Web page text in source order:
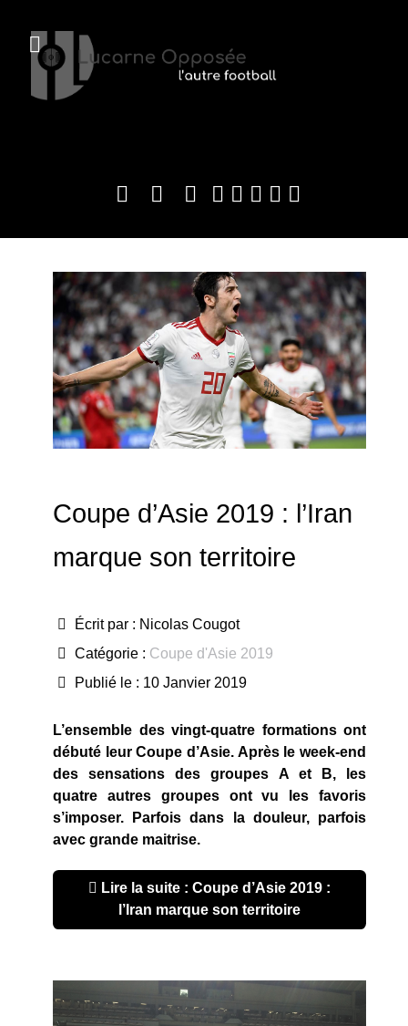
Coupe d’Asie 2019 : l’Iran
marque son territoire
Écrit par : Nicolas Cougot
Catégorie : Coupe d'Asie 2019
Publié le : 10 Janvier 2019
L’ensemble des vingt-quatre formations ont
débuté leur Coupe d’Asie. Après le week-end
des sensations des groupes A et B, les
quatre autres groupes ont vu les favoris
s’imposer. Parfois dans la douleur, parfois
avec grande maitrise.
Lire la suite : Coupe d’Asie 2019 :
l’Iran marque son territoire